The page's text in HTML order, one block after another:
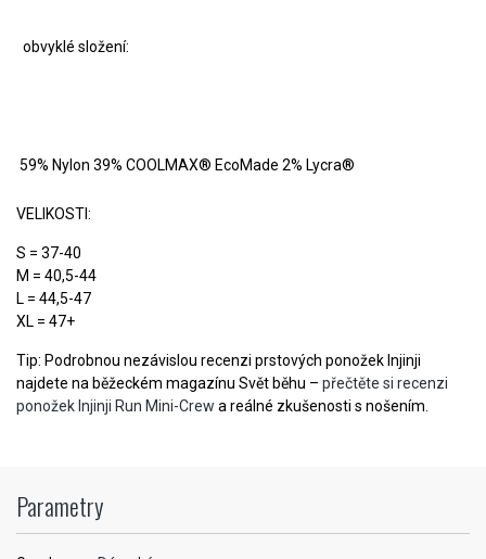
obvyklé složení:
59% Nylon 39% COOLMAX® EcoMade 2% Lycra®
VELIKOSTI:
S = 37-40
M = 40,5-44
L = 44,5-47
XL = 47+
Tip: Podrobnou nezávislou recenzi prstových ponožek Injinji
najdete na běžeckém magazínu Svět běhu – přečtěte si recenzi
ponožek Injinji Run Mini-Crew a reálné zkušenosti s nošením.
Parametry